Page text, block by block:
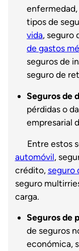
tipos de
vida, seguro
de gastos
seguros de
seguro de
Seguros de
pérdidas o
empresarial
Entre estos
automóvil,
crédito, seguro
seguro
carga.
Seguros de
de seguros
económica,